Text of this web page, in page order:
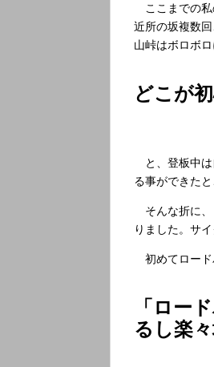
ここまでの私
近所の坂複数
山峠はボロボ
どこが
と、登板中は
る事ができた
そんな折に、
りました。サ
初めてロード
「ロー
るし楽